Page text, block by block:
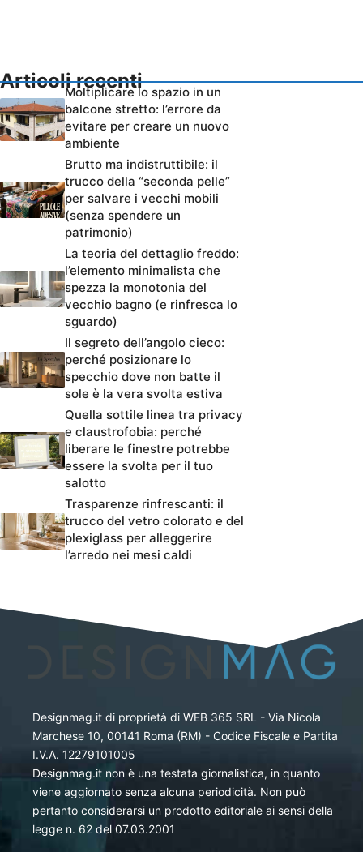
Articoli recenti
Moltiplicare lo spazio in un
balcone stretto: l’errore da
evitare per creare un nuovo
ambiente
Brutto ma indistruttibile: il
trucco della “seconda pelle”
per salvare i vecchi mobili
(senza spendere un
patrimonio)
La teoria del dettaglio freddo:
l’elemento minimalista che
spezza la monotonia del
vecchio bagno (e rinfresca lo
sguardo)
Il segreto dell’angolo cieco:
perché posizionare lo
specchio dove non batte il
sole è la vera svolta estiva
Quella sottile linea tra privacy
e claustrofobia: perché
liberare le finestre potrebbe
essere la svolta per il tuo
salotto
Trasparenze rinfrescanti: il
trucco del vetro colorato e del
plexiglass per alleggerire
l’arredo nei mesi caldi
Designmag.it di proprietà di WEB 365 SRL - Via Nicola
Marchese 10, 00141 Roma (RM) - Codice Fiscale e Partita
I.V.A. 12279101005
Designmag.it non è una testata giornalistica, in quanto
viene aggiornato senza alcuna periodicità. Non può
pertanto considerarsi un prodotto editoriale ai sensi della
legge n. 62 del 07.03.2001